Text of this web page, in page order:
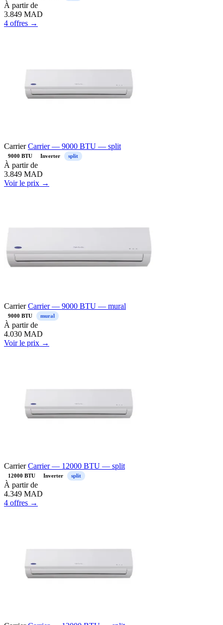
À partir de
3.849 MAD
4 offres →
CarrierCarrier — 9000 BTU — split
9000 BTU Inverter split
À partir de
3.849 MAD
Voir le prix →
CarrierCarrier — 9000 BTU — mural
9000 BTU mural
À partir de
4.030 MAD
Voir le prix →
CarrierCarrier — 12000 BTU — split
12000 BTU Inverter split
À partir de
4.349 MAD
4 offres →